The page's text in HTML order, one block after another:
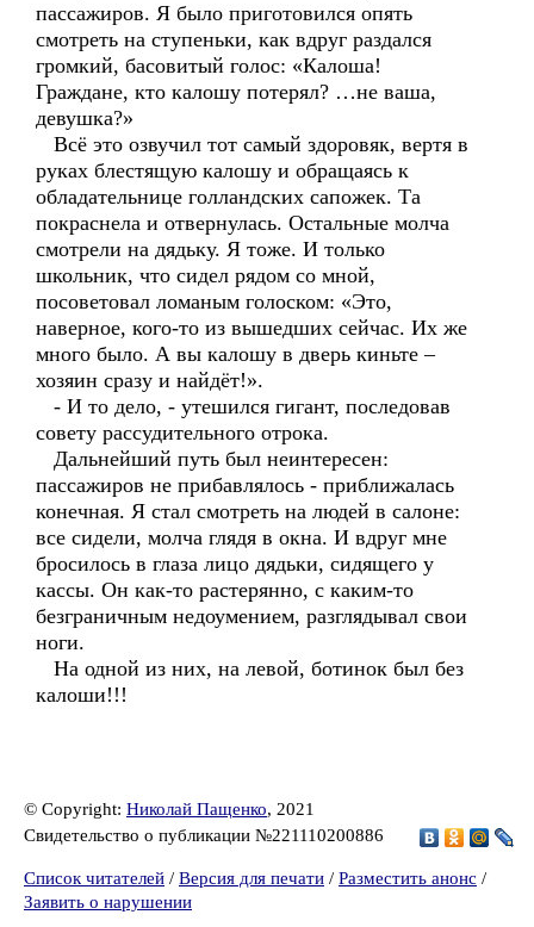
пассажиров. Я было приготовился опять
смотреть на ступеньки, как вдруг раздался
громкий, басовитый голос: «Калоша!
Граждане, кто калошу потерял? …не ваша,
девушка?»
Всё это озвучил тот самый здоровяк, вертя в
руках блестящую калошу и обращаясь к
обладательнице голландских сапожек. Та
покраснела и отвернулась. Остальные молча
смотрели на дядьку. Я тоже. И только
школьник, что сидел рядом со мной,
посоветовал ломаным голоском: «Это,
наверное, кого-то из вышедших сейчас. Их же
много было. А вы калошу в дверь киньте –
хозяин сразу и найдёт!».
- И то дело, - утешился гигант, последовав
совету рассудительного отрока.
Дальнейший путь был неинтересен:
пассажиров не прибавлялось - приближалась
конечная. Я стал смотреть на людей в салоне:
все сидели, молча глядя в окна. И вдруг мне
бросилось в глаза лицо дядьки, сидящего у
кассы. Он как-то растерянно, с каким-то
безграничным недоумением, разглядывал свои
ноги.
На одной из них, на левой, ботинок был без
калоши!!!
© Copyright: Николай Пащенко, 2021
Свидетельство о публикации №221110200886
Список читателей / Версия для печати / Разместить анонс /
Заявить о нарушении